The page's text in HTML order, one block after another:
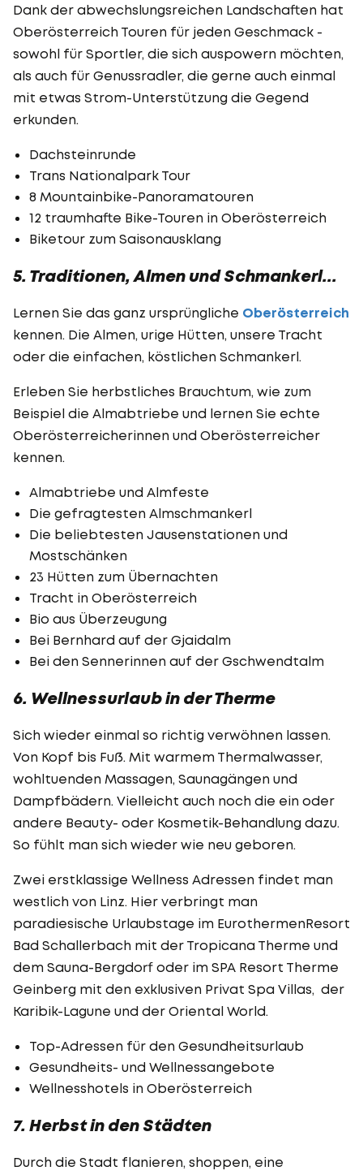
Dank der abwechslungsreichen Landschaften hat
Oberösterreich Touren für jeden Geschmack -
sowohl für Sportler, die sich auspowern möchten,
als auch für Genussradler, die gerne auch einmal
mit etwas Strom-Unterstützung die Gegend
erkunden.
Dachsteinrunde
Trans Nationalpark Tour
8 Mountainbike-Panoramatouren
12 traumhafte Bike-Touren in Oberösterreich
Biketour zum Saisonausklang
5. Traditionen, Almen und Schmankerl...
Lernen Sie das ganz ursprüngliche Oberösterreich
kennen. Die Almen, urige Hütten, unsere Tracht
oder die einfachen, köstlichen Schmankerl.
Erleben Sie herbstliches Brauchtum, wie zum
Beispiel die Almabtriebe und lernen Sie echte
Oberösterreicherinnen und Oberösterreicher
kennen.
Almabtriebe und Almfeste
Die gefragtesten Almschmankerl
Die beliebtesten Jausenstationen und
Mostschänken
23 Hütten zum Übernachten
Tracht in Oberösterreich
Bio aus Überzeugung
Bei Bernhard auf der Gjaidalm
Bei den Sennerinnen auf der Gschwendtalm
6. Wellnessurlaub in der Therme
Sich wieder einmal so richtig verwöhnen lassen.
Von Kopf bis Fuß. Mit warmem Thermalwasser,
wohltuenden Massagen, Saunagängen und
Dampfbädern. Vielleicht auch noch die ein oder
andere Beauty- oder Kosmetik-Behandlung dazu.
So fühlt man sich wieder wie neu geboren.
Zwei erstklassige Wellness Adressen findet man
westlich von Linz. Hier verbringt man
paradiesische Urlaubstage im EurothermenResort
Bad Schallerbach mit der Tropicana Therme und
dem Sauna-Bergdorf oder im SPA Resort Therme
Geinberg mit den exklusiven Privat Spa Villas, der
Karibik-Lagune und der Oriental World.
Top-Adressen für den Gesundheitsurlaub
Gesundheits- und Wellnessangebote
Wellnesshotels in Oberösterreich
7. Herbst in den Städten
Durch die Stadt flanieren, shoppen, eine